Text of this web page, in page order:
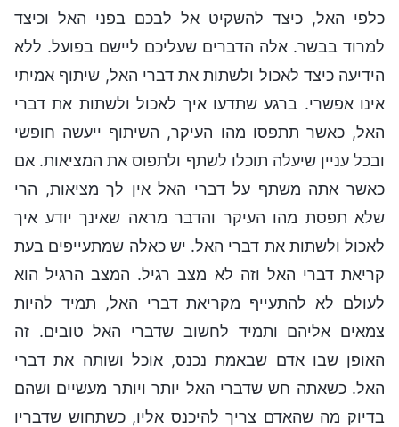
כלפי האל, כיצד להשקיט אל לבכם בפני האל וכיצד
למרוד בבשר. אלה הדברים שעליכם ליישם בפועל. ללא
הידיעה כיצד לאכול ולשתות את דברי האל, שיתוף אמיתי
אינו אפשרי. ברגע שתדעו איך לאכול ולשתות את דברי
האל, כאשר תתפסו מהו העיקר, השיתוף ייעשה חופשי
ובכל עניין שיעלה תוכלו לשתף ולתפוס את המציאות. אם
כאשר אתה משתף על דברי האל אין לך מציאות, הרי
שלא תפסת מהו העיקר והדבר מראה שאינך יודע איך
לאכול ולשתות את דברי האל. יש כאלה שמתעייפים בעת
קריאת דברי האל וזה לא מצב רגיל. המצב הרגיל הוא
לעולם לא להתעייף מקריאת דברי האל, תמיד להיות
צמאים אליהם ותמיד לחשוב שדברי האל טובים. זה
האופן שבו אדם שבאמת נכנס, אוכל ושותה את דברי
האל. כשאתה חש שדברי האל יותר ויותר מעשיים ושהם
בדיוק מה שהאדם צריך להיכנס אליו, כשתחוש שדבריו